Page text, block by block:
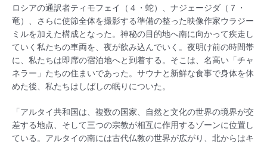
ロシアの通訳者ティモフェイ（４・蛇）、ナジェージダ（７・
竜）、さらに使節全体を撮影する準備の整った映像作家ウラジー
ミルを加えた構成となった。神秘の目的地へ南に向かって疾走し
ていく私たちの車両を、夜が飲み込んでいく。夜明け前の時間帯
に、私たちは即席の宿泊地へと到着する。そこは、名高い「チャ
ネラー」たちの住まいであった。サウナと新鮮な食事で身体を休
めた後、私たちはしばしの眠りについた。
「アルタイ共和国は、複数の国家、自然と文化の世界の境界が交
差する地点、そして三つの宗教が相互に作用するゾーンに位置し
ている。アルタイの南には古代仏教の世界が広がり、北からはキ